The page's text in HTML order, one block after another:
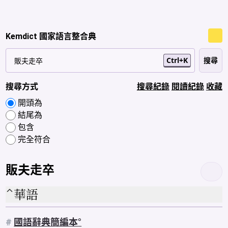
Kemdict 國家語言整合典
Ctrl+K
搜尋方式
開頭為
結尾為
包含
完全符合
搜尋紀錄 閱讀紀錄 收藏
販夫走卒
華語
# 國語辭典簡編本